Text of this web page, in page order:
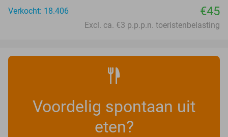
Verkocht: 18.406
€45
Excl. ca. €3 p.p.p.n. toeristenbelasting
Voordelig spontaan uit
eten?